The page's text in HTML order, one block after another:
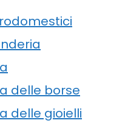
delle borse
delle gioielli